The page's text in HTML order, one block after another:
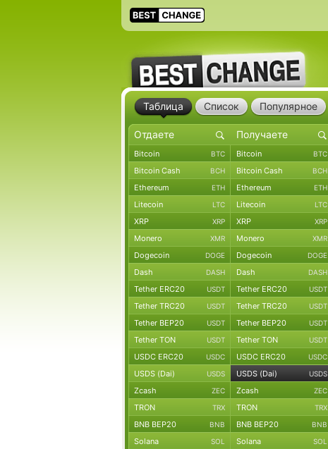
Таблица Список Популярное
Bitcoin BTC Bitcoin BTC
Bitcoin Cash BCH Bitcoin Cash BCH
Ethereum ETH Ethereum ETH
Litecoin LTC Litecoin LTC
XRP XRP XRP XRP
Monero XMR Monero XMR
Dogecoin DOGE Dogecoin DOGE
Dash DASH Dash DASH
Tether ERC20 USDT Tether ERC20 USDT
Tether TRC20 USDT Tether TRC20 USDT
Tether BEP20 USDT Tether BEP20 USDT
Tether TON USDT Tether TON USDT
USDC ERC20 USDC USDC ERC20 USDC
USDS (Dai) USDS USDS (Dai) USDS
Zcash ZEC Zcash ZEC
TRON TRX TRON TRX
BNB BEP20 BNB BNB BEP20 BNB
Solana SOL Solana SOL